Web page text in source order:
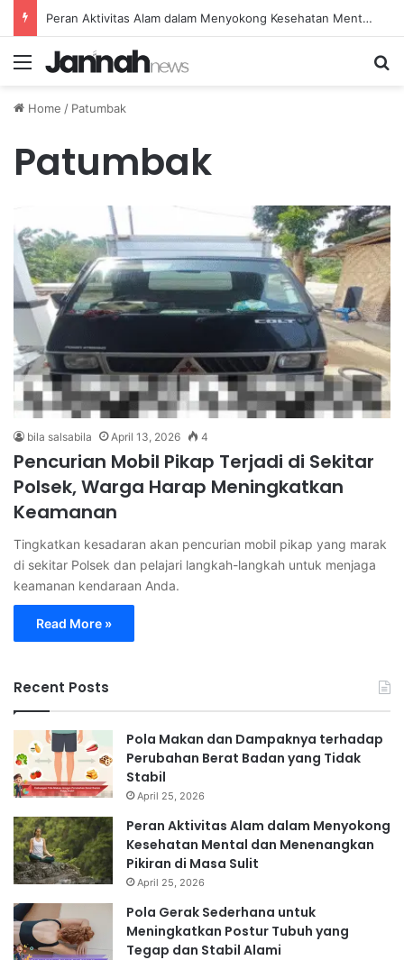
Peran Aktivitas Alam dalam Menyokong Kesehatan Mental dan Menenangkan Pikiran di Masa Sulit
Menu
Home / Patumbak
Patumbak
bila salsabila April 13, 2026 4
Pencurian Mobil Pikap Terjadi di Sekitar
Polsek, Warga Harap Meningkatkan
Keamanan
Tingkatkan kesadaran akan pencurian mobil pikap yang marak
di sekitar Polsek dan pelajari langkah-langkah untuk menjaga
keamanan kendaraan Anda.
Read More »
Recent Posts
Pola Makan dan Dampaknya terhadap
Perubahan Berat Badan yang Tidak
Stabil
April 25, 2026
Peran Aktivitas Alam dalam Menyokong
Kesehatan Mental dan Menenangkan
Pikiran di Masa Sulit
April 25, 2026
Pola Gerak Sederhana untuk
Meningkatkan Postur Tubuh yang
Tegap dan Stabil Alami